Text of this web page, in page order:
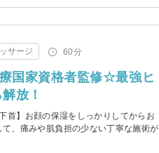
サージ 60分
国家資格者監修☆最強ヒ
放！
首】お顔の保湿をしっかりしてからお
、痛みや肌負担の少ない丁寧な施術が